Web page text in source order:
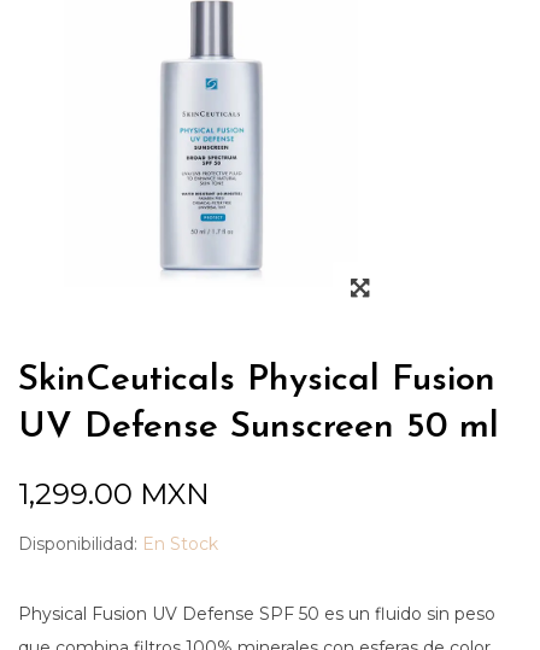
SkinCeuticals Physical Fusion
UV Defense Sunscreen 50 ml
1,299.00 MXN
Disponibilidad: En Stock
Physical Fusion UV Defense SPF 50 es un fluido sin peso